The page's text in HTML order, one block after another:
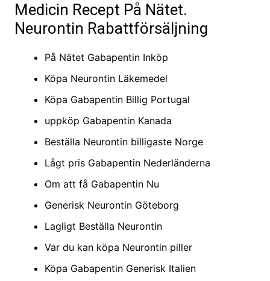
Medicin Recept På Nätet.
Neurontin Rabattförsäljning
På Nätet Gabapentin Inköp
Köpa Neurontin Läkemedel
Köpa Gabapentin Billig Portugal
uppköp Gabapentin Kanada
Beställa Neurontin billigaste Norge
Lågt pris Gabapentin Nederländerna
Om att få Gabapentin Nu
Generisk Neurontin Göteborg
Lagligt Beställa Neurontin
Var du kan köpa Neurontin piller
Köpa Gabapentin Generisk Italien